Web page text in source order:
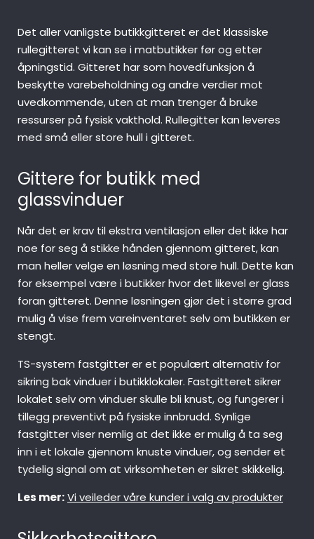
Det aller vanligste butikkgitteret er det klassiske
rullegitteret vi kan se i matbutikker før og etter
åpningstid. Gitteret har som hovedfunksjon å
beskytte varebeholdning og andre verdier mot
uvedkommende, uten at man trenger å bruke
ressurser på fysisk vakthold. Rullegitter kan leveres
med små eller store hull i gitteret.
Gittere for butikk med
glassvinduer
Når det er krav til ekstra ventilasjon eller det ikke har
noe for seg å stikke hånden gjennom gitteret, kan
man heller velge en løsning med store hull. Dette kan
for eksempel være i butikker hvor det likevel er glass
foran gitteret. Denne løsningen gjør det i større grad
mulig å vise frem vareinventaret selv om butikken er
stengt.
TS-system fastgitter er et populært alternativ for
sikring bak vinduer i butikklokaler. Fastgitteret sikrer
lokalet selv om vinduer skulle bli knust, og fungerer i
tillegg preventivt på fysiske innbrudd. Synlige
fastgitter viser nemlig at det ikke er mulig å ta seg
inn i et lokale gjennom knuste vinduer, og sender et
tydelig signal om at virksomheten er sikret skikkelig.
Les mer:Vi veileder våre kunder i valg av produkter